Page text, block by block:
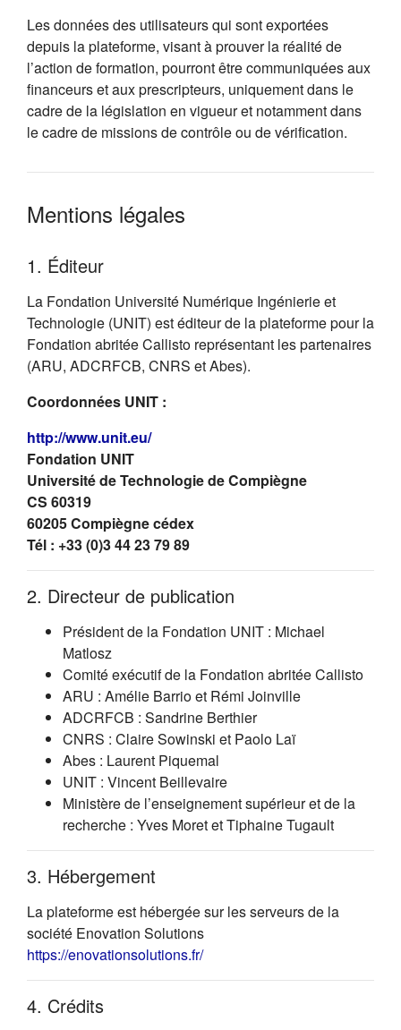
Les données des utilisateurs qui sont exportées
depuis la plateforme, visant à prouver la réalité de
l’action de formation, pourront être communiquées aux
financeurs et aux prescripteurs, uniquement dans le
cadre de la législation en vigueur et notamment dans
le cadre de missions de contrôle ou de vérification.
Mentions légales
1. Éditeur
La Fondation Université Numérique Ingénierie et
Technologie (UNIT) est éditeur de la plateforme pour la
Fondation abritée Callisto représentant les partenaires
(ARU, ADCRFCB, CNRS et Abes).
Coordonnées UNIT :
http://www.unit.eu/(s'ouvre dans un nouvel onglet)
Fondation UNIT
Université de Technologie de Compiègne
CS 60319
60205 Compiègne cédex
Tél : +33 (0)3 44 23 79 89
2. Directeur de publication
Président de la Fondation UNIT : Michael
Matlosz
Comité exécutif de la Fondation abritée Callisto
ARU : Amélie Barrio et Rémi Joinville
ADCRFCB : Sandrine Berthier
CNRS : Claire Sowinski et Paolo Laï
Abes : Laurent Piquemal
UNIT : Vincent Beillevaire
Ministère de l’enseignement supérieur et de la
recherche : Yves Moret et Tiphaine Tugault
3. Hébergement
La plateforme est hébergée sur les serveurs de la
société Enovation Solutions
https://enovationsolutions.fr/(s'ouvre dans un nouvel onglet)
4. Crédits